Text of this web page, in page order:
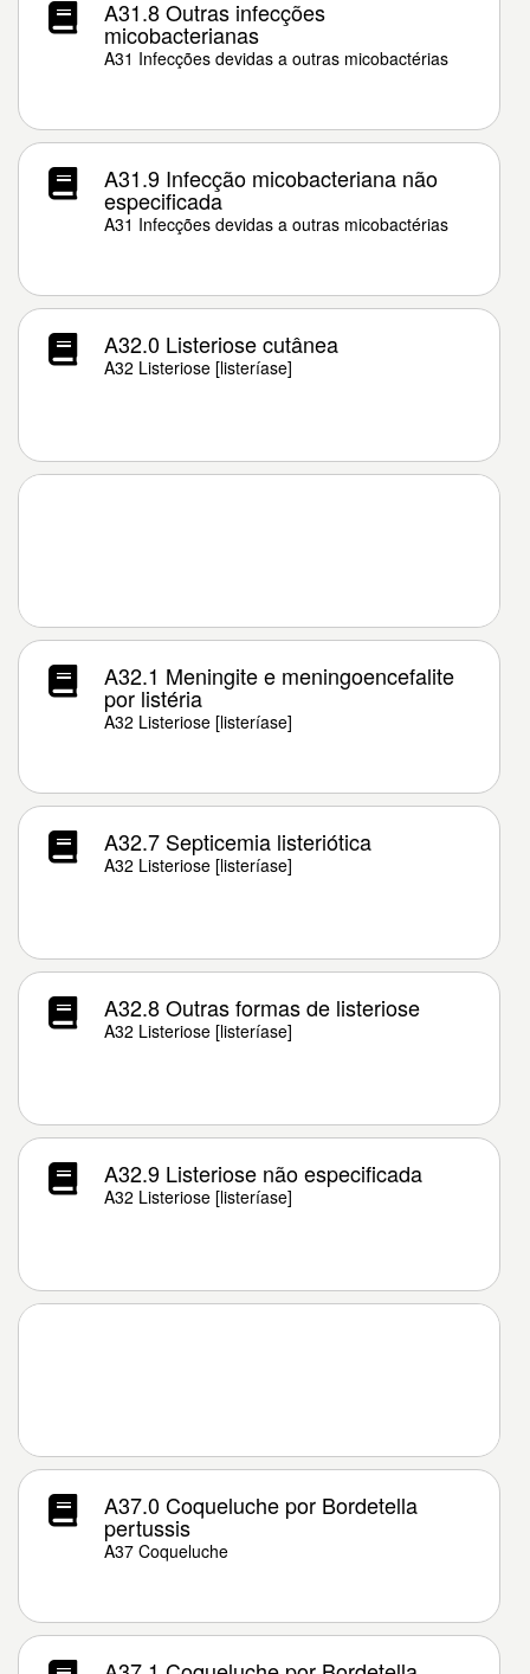
A31.8 Outras infecções
micobacterianas
A31 Infecções devidas a outras micobactérias
A31.9 Infecção micobacteriana não
especificada
A31 Infecções devidas a outras micobactérias
A32.0 Listeriose cutânea
A32 Listeriose [listeríase]
A32.1 Meningite e meningoencefalite
por listéria
A32 Listeriose [listeríase]
A32.7 Septicemia listeriótica
A32 Listeriose [listeríase]
A32.8 Outras formas de listeriose
A32 Listeriose [listeríase]
A32.9 Listeriose não especificada
A32 Listeriose [listeríase]
A37.0 Coqueluche por Bordetella
pertussis
A37 Coqueluche